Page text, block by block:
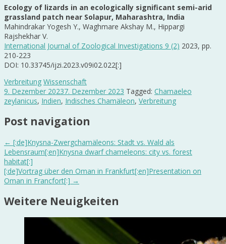
Ecology of lizards in an ecologically significant semi-arid
grassland patch near Solapur, Maharashtra, India
Mahindrakar Yogesh Y., Waghmare Akshay M., Hippargi
Rajshekhar V.
International Journal of Zoological Investigations 9 (2) 2023, pp.
210-223
DOI: 10.33745/ijzi.2023.v09i02.022[:]
Verbreitung Wissenschaft
9. Dezember 20237. Dezember 2023 Tagged: Chamaeleo
zeylanicus, Indien, Indisches Chamäleon, Verbreitung
Post navigation
← [:de]Knysna-Zwergchamäleons: Stadt vs. Wald als
Lebensraum[:en]Knysna dwarf chameleons: city vs. forest
habitat[:]
[:de]Vortrag über den Oman in Frankfurt[:en]Presentation on
Oman in Francfort[:] →
Weitere Neuigkeiten